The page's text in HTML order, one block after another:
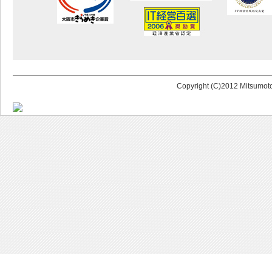
Copyright (C)2012